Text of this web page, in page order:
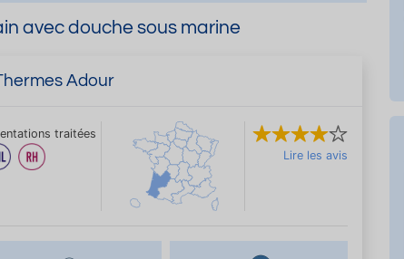
avec douche sous marine
Adour
traitées
Lire les avis